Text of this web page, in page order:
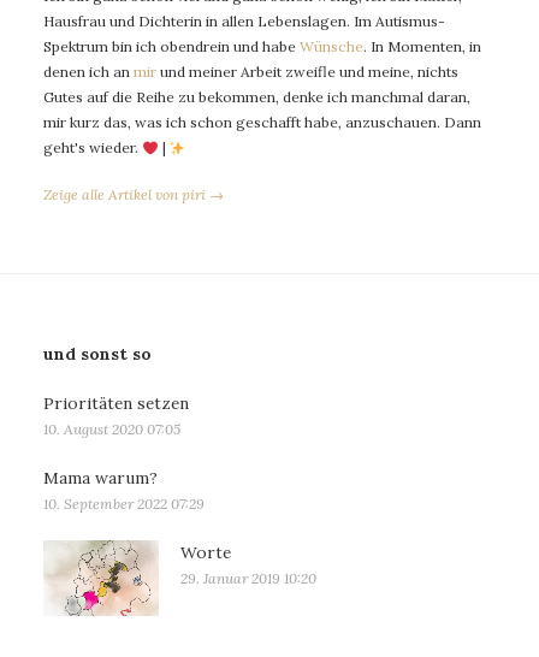
Hausfrau und Dichterin in allen Lebenslagen. Im Autismus-
Spektrum bin ich obendrein und habe Wünsche. In Momenten, in
denen ich an mir und meiner Arbeit zweifle und meine, nichts
Gutes auf die Reihe zu bekommen, denke ich manchmal daran,
mir kurz das, was ich schon geschafft habe, anzuschauen. Dann
geht's wieder.
|
Zeige alle Artikel von piri →
und sonst so
Prioritäten setzen
10. August 2020 07:05
Mama warum?
10. September 2022 07:29
Worte
29. Januar 2019 10:20